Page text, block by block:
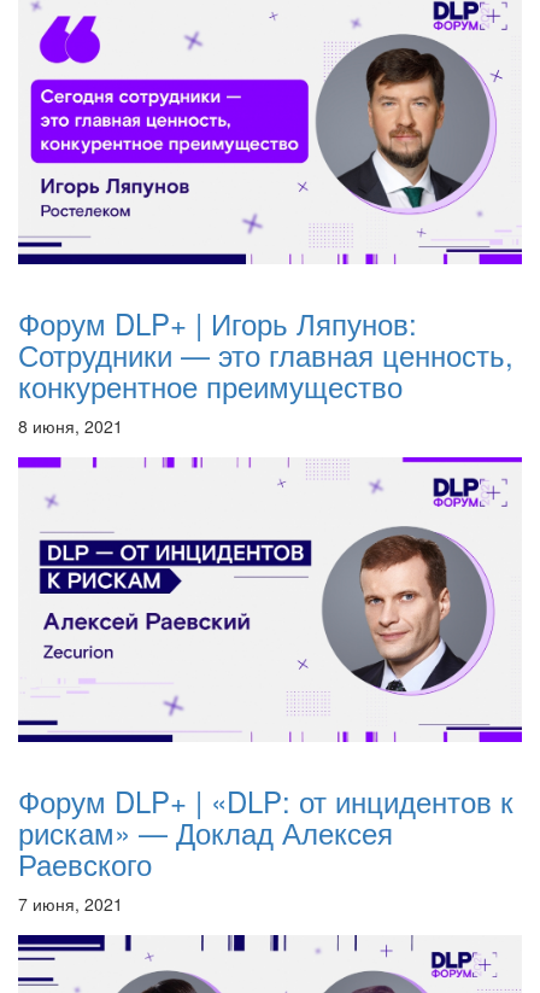
Форум DLP+ | Игорь Ляпунов:
Сотрудники — это главная ценность,
конкурентное преимущество
8 июня, 2021
Форум DLP+ | «DLP: от инцидентов к
рискам» — Доклад Алексея
Раевского
7 июня, 2021